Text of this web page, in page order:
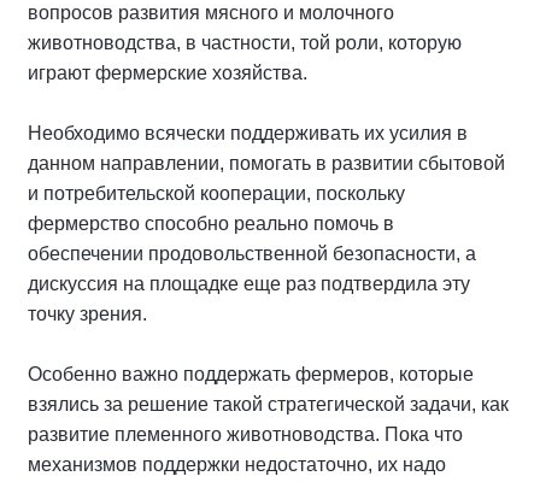
вопросов развития мясного и молочного
животноводства, в частности, той роли, которую
играют фермерские хозяйства.
Необходимо всячески поддерживать их усилия в
данном направлении, помогать в развитии сбытовой
и потребительской кооперации, поскольку
фермерство способно реально помочь в
обеспечении продовольственной безопасности, а
дискуссия на площадке еще раз подтвердила эту
точку зрения.
Особенно важно поддержать фермеров, которые
взялись за решение такой стратегической задачи, как
развитие племенного животноводства. Пока что
механизмов поддержки недостаточно, их надо